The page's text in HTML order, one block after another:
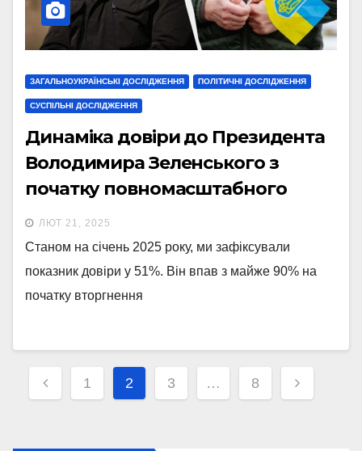
ЗАГАЛЬНОУКРАЇНСЬКІ ДОСЛІДЖЕННЯ ПОЛІТИЧНІ ДОСЛІДЖЕННЯ
СУСПІЛЬНІ ДОСЛІДЖЕННЯ
Динаміка довіри до Президента
Володимира Зеленського з
початку повномасштабного
вторгнення
ЛЮТ 21, 2025
Станом на січень 2025 року, ми зафіксували
показник довіри у 51%. Він впав з майже 90% на
початку вторгнення
Навігація
записів
1 2 3 … 8